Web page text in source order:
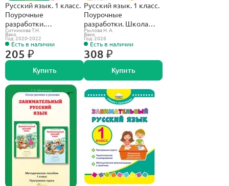
Русский язык. 1 класс.
Поурочные
разработки.
Перспектива.
Ситникова Т.Н.
Вако
Год: 2020-2022
Есть в наличии
205 ₽
Купить
Русский язык. 1 класс.
Поурочные
разработки. Школа
России. ФГОС. Новый
Рылова Н. А.
Вако
Год: 2026
Есть в наличии
308 ₽
Купить